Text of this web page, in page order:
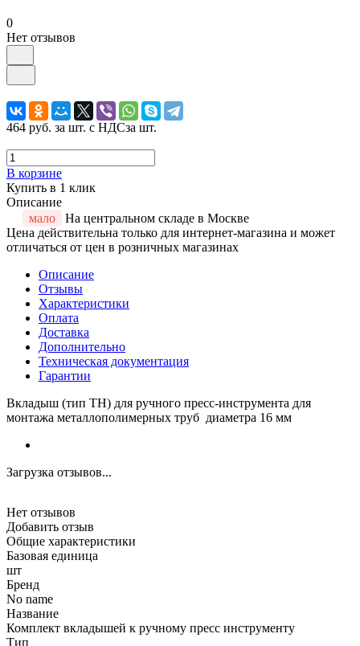
0
Нет отзывов
464 руб. за шт. с НДСза шт.
В корзине
Купить в 1 клик
Описание
мало
На центральном складе в Москве
Цена действительна только для интернет-магазина и может
отличаться от цен в розничных магазинах
Описание
Отзывы
Характеристики
Оплата
Доставка
Дополнительно
Техническая документация
Гарантии
Вкладыш (тип ТН) для ручного пресс-инструмента для
монтажа металлополимерных труб диаметра 16 мм
Загрузка отзывов...
Нет отзывов
Добавить отзыв
Общие характеристики
Базовая единица
шт
Бренд
No name
Название
Комплект вкладышей к ручному пресс инструменту
Тип